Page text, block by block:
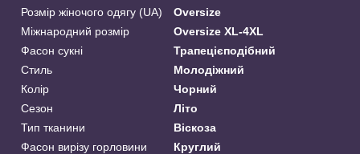
Розмір жіночого одягу (UA)
Oversize
Міжнародний розмір
Oversize XL-4XL
Фасон сукні
Трапецієподібний
Стиль
Молодіжний
Колір
Чорний
Сезон
Літо
Тип тканини
Віскоза
Фасон вирізу горловини
Круглий